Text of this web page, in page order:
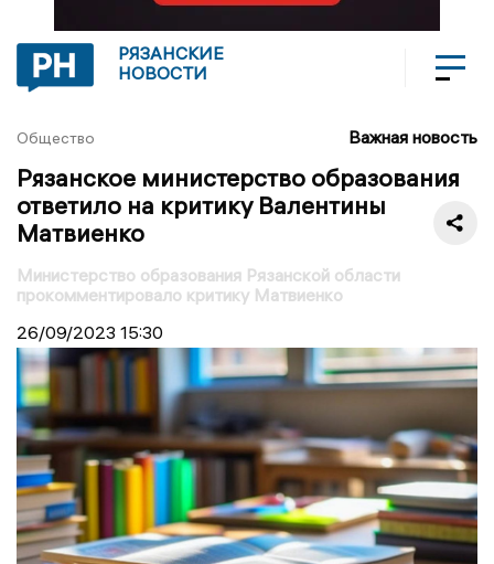
РЯЗАНСКИЕ
НОВОСТИ
Общество Важная новость
Рязанское министерство образования
ответило на критику Валентины
Матвиенко
Министерство образования Рязанской области
прокомментировало критику Матвиенко
26/09/2023 15:30